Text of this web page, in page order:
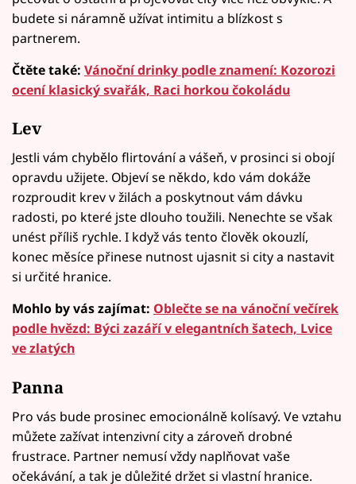
budete si náramně užívat intimitu a blízkost s
partnerem.
Čtěte také: Vánoční drinky podle znamení: Kozorozi
ocení klasický svařák, Raci horkou čokoládu
Lev
Jestli vám chybělo flirtování a vášeň, v prosinci si obojí
opravdu užijete. Objeví se někdo, kdo vám dokáže
rozproudit krev v žilách a poskytnout vám dávku
radosti, po které jste dlouho toužili. Nenechte se však
unést příliš rychle. I když vás tento člověk okouzlí,
konec měsíce přinese nutnost ujasnit si city a nastavit
si určité hranice.
Mohlo by vás zajímat: Oblečte se na vánoční večírek
podle hvězd: Býci zazáří v elegantních šatech, Lvice
ve zlatých
Panna
Pro vás bude prosinec emocionálně kolísavý. Ve vztahu
můžete zažívat intenzivní city a zároveň drobné
frustrace. Partner nemusí vždy naplňovat vaše
očekávání, a tak je důležité držet si vlastní hranice.